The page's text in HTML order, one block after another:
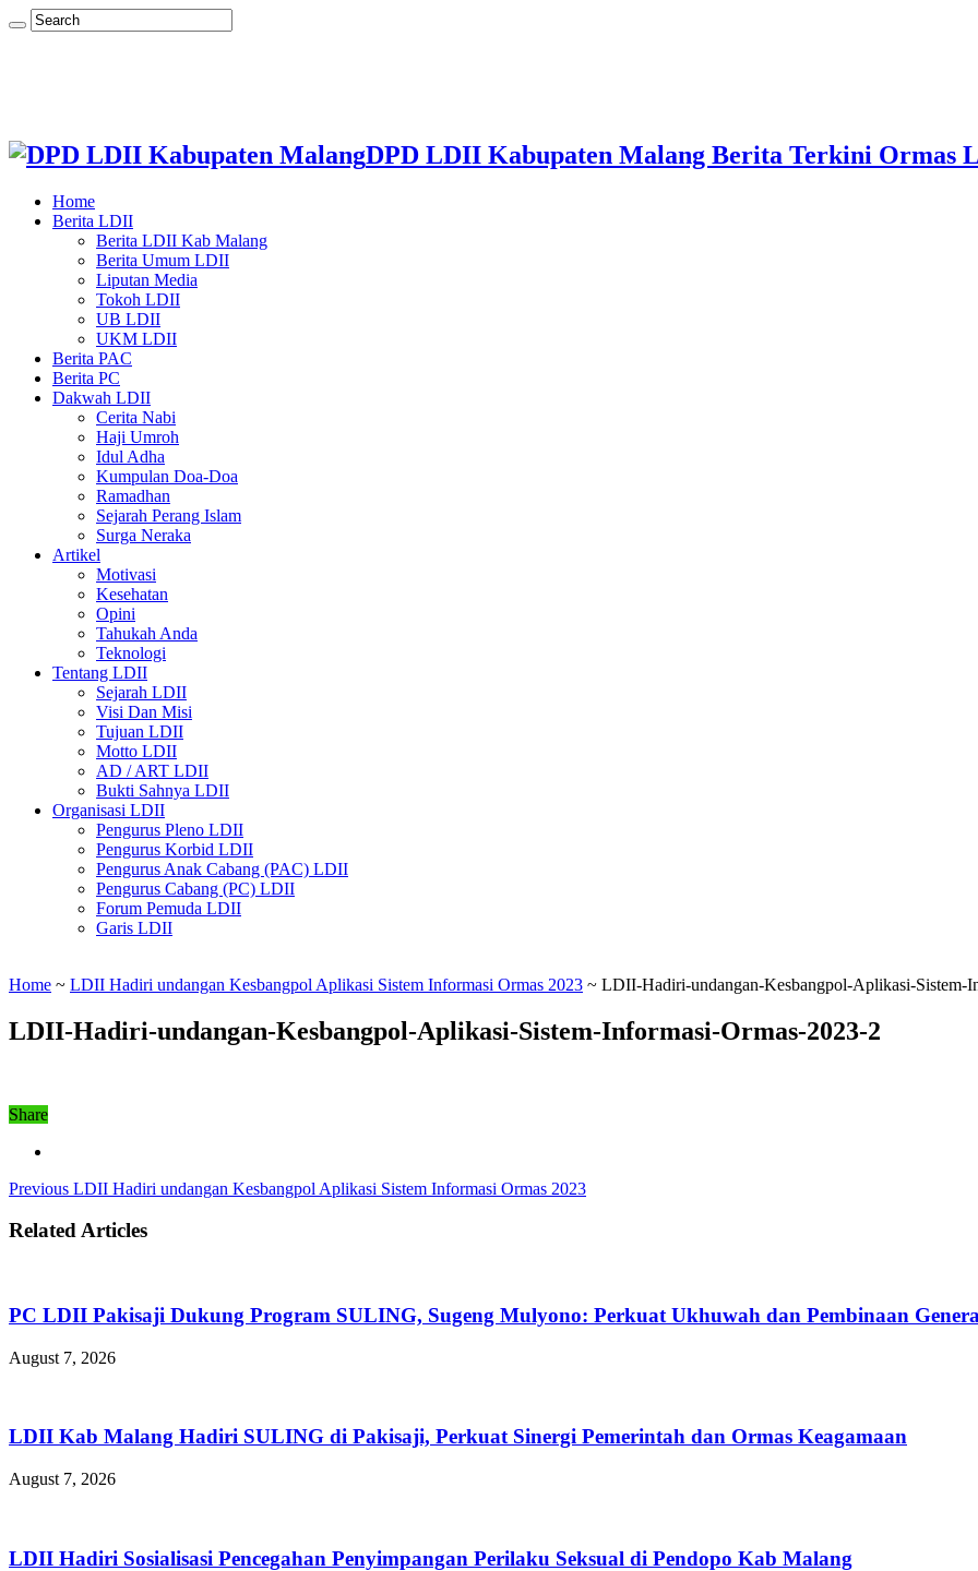
DPD LDII Kabupaten Malang Berita Terkini Ormas
Home
Berita LDII
Berita LDII Kab Malang
Berita Umum LDII
Liputan Media
Tokoh LDII
UB LDII
UKM LDII
Berita PAC
Berita PC
Dakwah LDII
Cerita Nabi
Haji Umroh
Idul Adha
Kumpulan Doa-Doa
Ramadhan
Sejarah Perang Islam
Surga Neraka
Artikel
Motivasi
Kesehatan
Opini
Tahukah Anda
Teknologi
Tentang LDII
Sejarah LDII
Visi Dan Misi
Tujuan LDII
Motto LDII
AD / ART LDII
Bukti Sahnya LDII
Organisasi LDII
Pengurus Pleno LDII
Pengurus Korbid LDII
Pengurus Anak Cabang (PAC) LDII
Pengurus Cabang (PC) LDII
Forum Pemuda LDII
Garis LDII
Home ~ LDII Hadiri undangan Kesbangpol Aplikasi Sistem Informasi Ormas 2023 ~ LDII-Hadiri-undangan-Kesbangpol-Aplikasi-Sistem-
LDII-Hadiri-undangan-Kesbangpol-Aplikasi-Sistem-Informasi-Ormas-2023-2
Share
Previous LDII Hadiri undangan Kesbangpol Aplikasi Sistem Informasi Ormas 2023
Related Articles
PC LDII Pakisaji Dukung Program SULING, Sugeng Mulyono: Perkuat Ukhuwah dan Pembinaan
August 7, 2026
LDII Kab Malang Hadiri SULING di Pakisaji, Perkuat Sinergi Pemerintah dan Ormas Keagamaan
August 7, 2026
LDII Hadiri Sosialisasi Pencegahan Penyimpangan Perilaku Seksual di Pendopo Kab Malang